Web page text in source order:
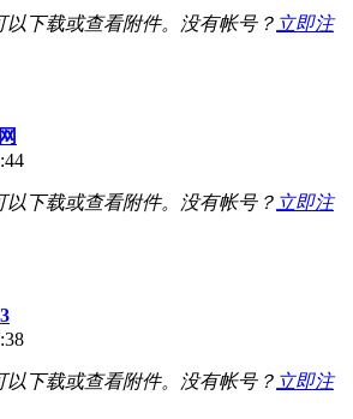
以下载或查看附件。没有帐号？ 立即注
以下载或查看附件。没有帐号？ 立即注
以下载或查看附件。没有帐号？ 立即注